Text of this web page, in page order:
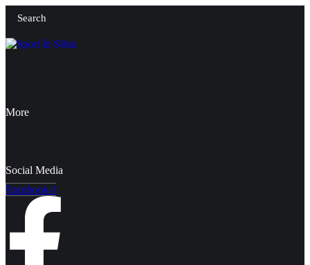
Search
More
Social Media
Facebook-f